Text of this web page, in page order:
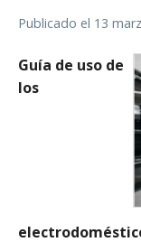
Publicado el 13
Guía de uso de
los